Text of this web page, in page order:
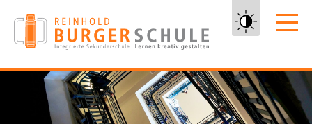
Inhalt
springen
Kontrast